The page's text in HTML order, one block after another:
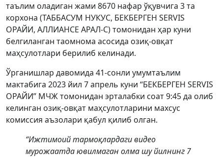
таълим оладиган жами 8670 нафар ўқувчига 3 та
корхона (ТАББАСУМ НУКУС, БEКБEРГEН SERVIS
ОРАЙИ, АЛЛИАНСE АРАЛ-С) томонидан ҳар куни
белгиланган таомнома асосида озиқ-овқат
маҳсулотлари берилиб келинади.
Ўрганишлар давомида 41-сонли умумтаълим
мактабига 2023 йил 7 апрель куни “БEКБEРГEН SERVIS
ОРАЙИ” МЧЖ томонидан эрталабки соат 9:45 да олиб
келинган озиқ-овқат маҳсулотларини махсус
комиссия аъзолари қабул қилиб олган.
“Ижтимоий тармоқлардаги видео
мурожаатда ювилмаган олма шу йилнинг 7